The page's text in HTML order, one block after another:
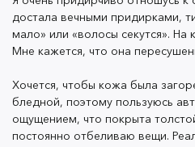
Единственное, текстура
это оказалось
автозагаровшиммер
оставляет ощущение
достала вечными придирками,
мало» или «волосы секутся». На
Мне кажется, что она
Хочется, чтобы кожа была
бледной, поэтому пользуюсь
ощущением, что покрыта
постоянно отбеливаю вещи.